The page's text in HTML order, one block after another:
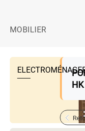
MOBILIER
HK